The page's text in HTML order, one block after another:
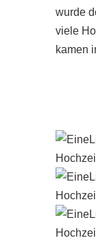
wurde
viele
kamen